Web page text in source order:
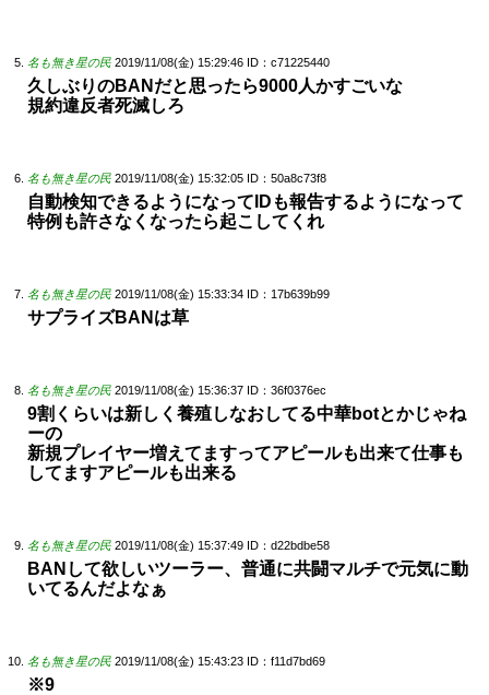
名も無き星の民 2019/11/08(金) 15:29:46 ID：c71225440
久しぶりのBANだと思ったら9000人かすごいな
規約違反者死滅しろ
名も無き星の民 2019/11/08(金) 15:32:05 ID：50a8c73f8
自動検知できるようになってIDも報告するようになって
特例も許さなくなったら起こしてくれ
名も無き星の民 2019/11/08(金) 15:33:34 ID：17b639b99
サプライズBANは草
名も無き星の民 2019/11/08(金) 15:36:37 ID：36f0376ec
9割くらいは新しく養殖しなおしてる中華botとかじゃね
ーの
新規プレイヤー増えてますってアピールも出来て仕事も
してますアピールも出来る
名も無き星の民 2019/11/08(金) 15:37:49 ID：d22bdbe58
BANして欲しいツーラー、普通に共闘マルチで元気に動
いてるんだよなぁ
名も無き星の民 2019/11/08(金) 15:43:23 ID：f11d7bd69
※9